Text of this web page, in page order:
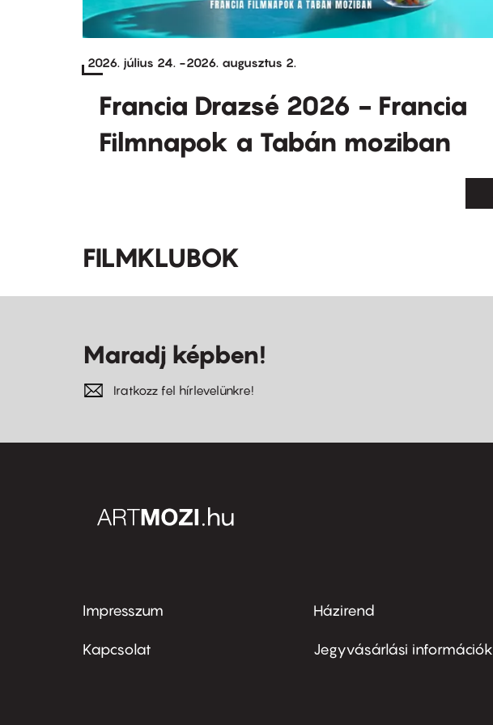
2026. július 24. -2026. augusztus 2.
Francia Drazsé 2026 - Francia
Filmnapok a Tabán moziban
FILMKLUBOK
Maradj képben!
Iratkozz fel hírlevelünkre!
Footer
menu
Impresszum
Kapcsolat
Footer
menu
Házirend
Jegyvásárlási információk